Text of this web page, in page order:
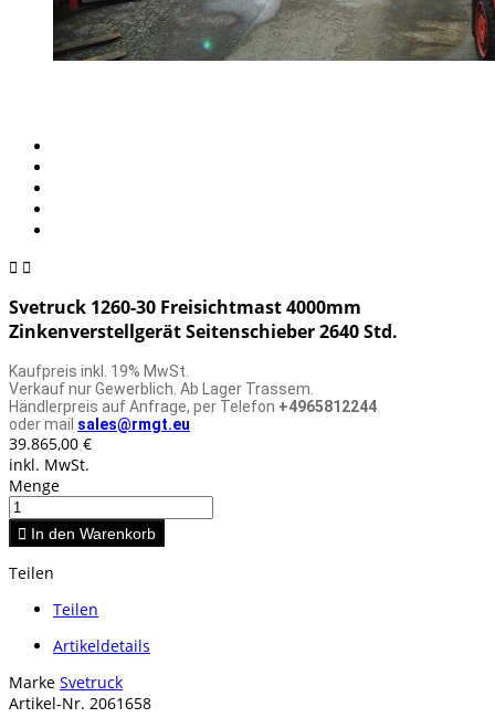
 
Svetruck 1260-30 Freisichtmast 4000mm
Zinkenverstellgerät Seitenschieber 2640 Std.
Kaufpreis inkl. 19% MwSt.
Verkauf nur Gewerblich. Ab Lager Trassem.
Händlerpreis auf Anfrage, per Telefon +4965812244
oder mail sales@rmgt.eu
39.865,00 €
inkl. MwSt.
Menge
 In den Warenkorb
Teilen
Teilen
Artikeldetails
Marke Svetruck
Artikel-Nr. 2061658